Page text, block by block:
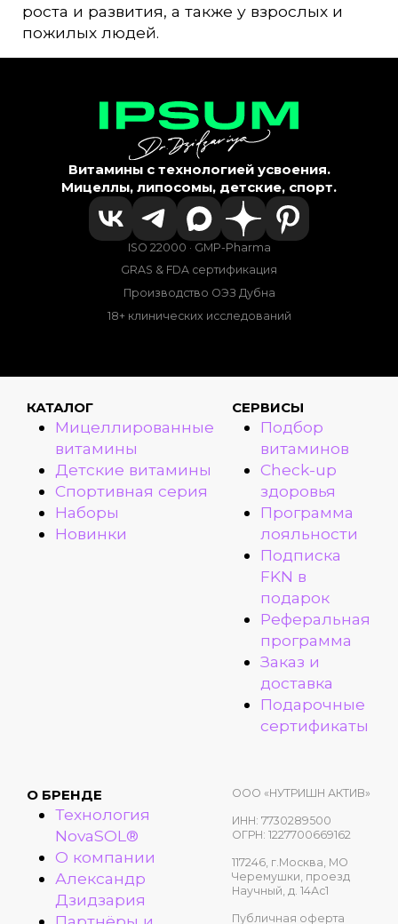
роста и развития, а также у взрослых и
пожилых людей.
Витамины с технологией усвоения.
Мицеллы, липосомы, детские, спорт.
ISO 22000 · GMP-Pharma
GRAS & FDA сертификация
Производство ОЭЗ Дубна
18+ клинических исследований
КАТАЛОГ
Мицеллированные
витамины
Детские витамины
Спортивная серия
Наборы
Новинки
СЕРВИСЫ
Подбор
витаминов
Check-up
здоровья
Программа
лояльности
Подписка
FKN в
подарок
Реферальная
программа
Заказ и
доставка
Подарочные
сертификаты
О БРЕНДЕ
Технология
NovaSOL®
О компании
Александр
Дзидзария
ООО «НУТРИШН АКТИВ»
ИНН: 7730289500
ОГРН: 1227700669162
117246, г.Москва, МО
Черемушки, проезд
Научный, д. 14Ас1
Публичная оферта